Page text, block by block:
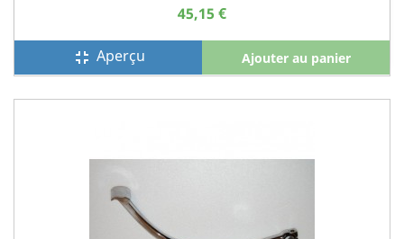
45,15 €
fullscreen_exit Aperçu Ajouter au panier